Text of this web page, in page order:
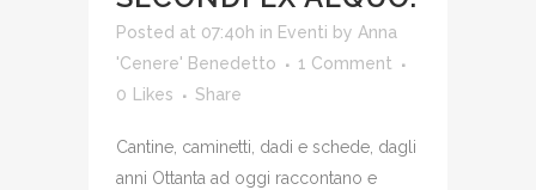
Posted at 07:40h in Eventi by Anna
'Cenere' Benedetto
1 Comment
0
Likes Share
Cantine, caminetti, dadi e schede, dagli
anni Ottanta ad oggi raccontano e